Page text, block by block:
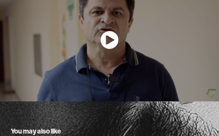
You may also like